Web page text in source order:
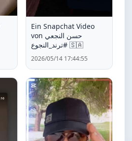
Ein Snapchat Video
von حسن النجعي
#ترند_النجوع 🇸🇦
2026/05/14 17:44:55